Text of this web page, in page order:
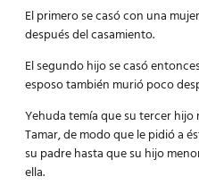
El primero se casó con una
después del casamiento.
El segundo hijo se casó
esposo también murió poco
Yehuda temía que su tercer
Tamar, de modo que le pidió a
su padre hasta que su hijo
ella.